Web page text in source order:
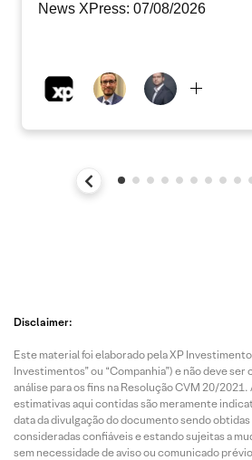
News XPress: 07/08/2026
Disclaimer:
Este material foi elaborado pela XP
Investimentos” ou “Companhia”) e não deve
análise para os fins na Resolução CVM 20/
estimativas aqui contidas são meramente
data da divulgação do documento sendo
consideradas confiáveis e estando sujeitas a
sem necessidade de aviso ou comunicado